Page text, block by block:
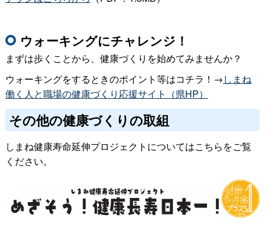
ウォーキングにチャレンジ！
まずは歩くことから、健康づくりを始めてみませんか？
ウォーキングをするときのポイント等はコチラ！→しまね
働く人と職場の健康づくり応援サイト（県HP）
その他の健康づくりの取組
しまね健康寿命延伸プロジェクトについてはこちらをご覧
ください。